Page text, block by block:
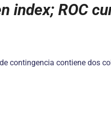
index; ROC
contingencia contiene dos